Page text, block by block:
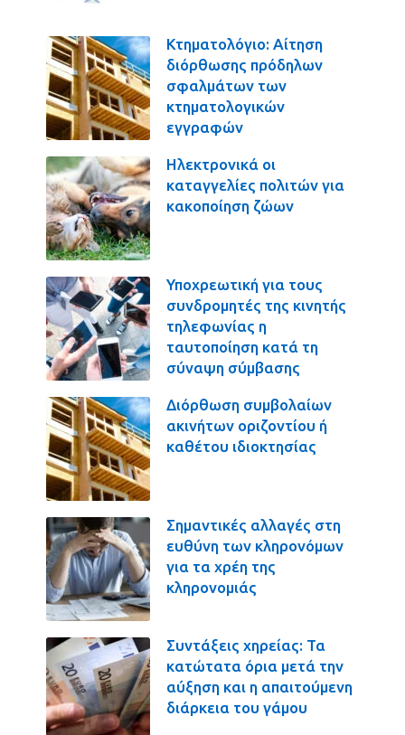
Κτηματολόγιο: Αίτηση
διόρθωσης πρόδηλων
σφαλμάτων των
κτηματολογικών
εγγραφών
Ηλεκτρονικά οι
καταγγελίες πολιτών για
κακοποίηση ζώων
Υποχρεωτική για τους
συνδρομητές της κινητής
τηλεφωνίας η
ταυτοποίηση κατά τη
σύναψη σύμβασης
Διόρθωση συμβολαίων
ακινήτων οριζοντίου ή
καθέτου ιδιοκτησίας
Σημαντικές αλλαγές στη
ευθύνη των κληρονόμων
για τα χρέη της
κληρονομιάς
Συντάξεις χηρείας: Τα
κατώτατα όρια μετά την
αύξηση και η απαιτούμενη
διάρκεια του γάμου